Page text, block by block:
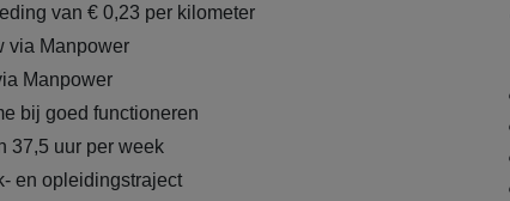
van € 0,23 per kilometer
via Manpower
Manpower
bij goed functioneren
37,5 uur per week
en opleidingstraject